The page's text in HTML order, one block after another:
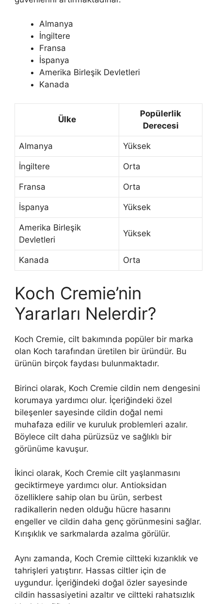
Almanya
İngiltere
Fransa
İspanya
Amerika Birleşik Devletleri
Kanada
Ülke
Popülerlik
Derecesi
Almanya Yüksek
İngiltere Orta
Fransa Orta
İspanya Yüksek
Amerika Birleşik
Devletleri
Yüksek
Kanada Orta
Koch Cremie’nin
Yararları Nelerdir?
Koch Cremie, cilt bakımında popüler bir marka
olan Koch tarafından üretilen bir üründür. Bu
ürünün birçok faydası bulunmaktadır.
Birinci olarak, Koch Cremie cildin nem dengesini
korumaya yardımcı olur. İçeriğindeki özel
bileşenler sayesinde cildin doğal nemi
muhafaza edilir ve kuruluk problemleri azalır.
Böylece cilt daha pürüzsüz ve sağlıklı bir
görünüme kavuşur.
İkinci olarak, Koch Cremie cilt yaşlanmasını
geciktirmeye yardımcı olur. Antioksidan
özelliklere sahip olan bu ürün, serbest
radikallerin neden olduğu hücre hasarını
engeller ve cildin daha genç görünmesini sağlar.
Kırışıklık ve sarkmalarda azalma görülür.
Aynı zamanda, Koch Cremie ciltteki kızarıklık ve
tahrişleri yatıştırır. Hassas ciltler için de
uygundur. İçeriğindeki doğal özler sayesinde
cildin hassasiyetini azaltır ve ciltteki rahatsızlık